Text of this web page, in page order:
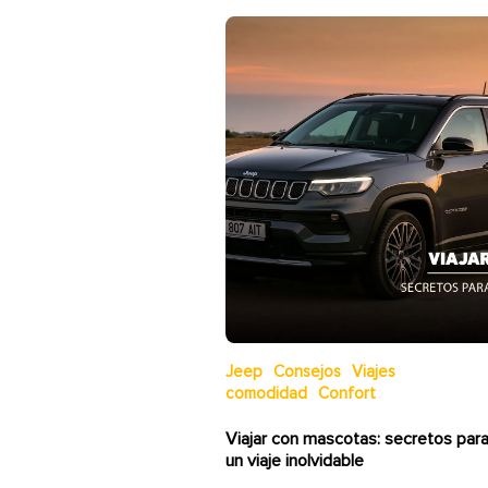
Jeep Consejos Viajes
comodidad
Confort
Viajar con mascotas: secretos para
un viaje inolvidable